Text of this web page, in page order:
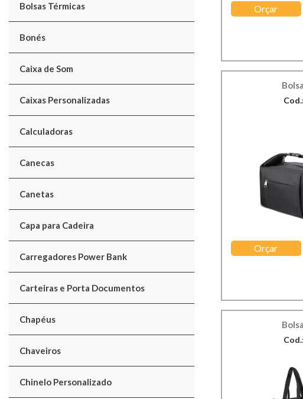
Bolsas Térmicas
Bonés
Caixa de Som
Caixas Personalizadas
Calculadoras
Canecas
Canetas
Capa para Cadeira
Carregadores Power Bank
Carteiras e Porta Documentos
Chapéus
Chaveiros
Chinelo Personalizado
Orçar
Orçar